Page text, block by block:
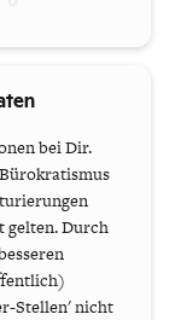
bei Dir.
gelten. Durch
Stellen' nicht